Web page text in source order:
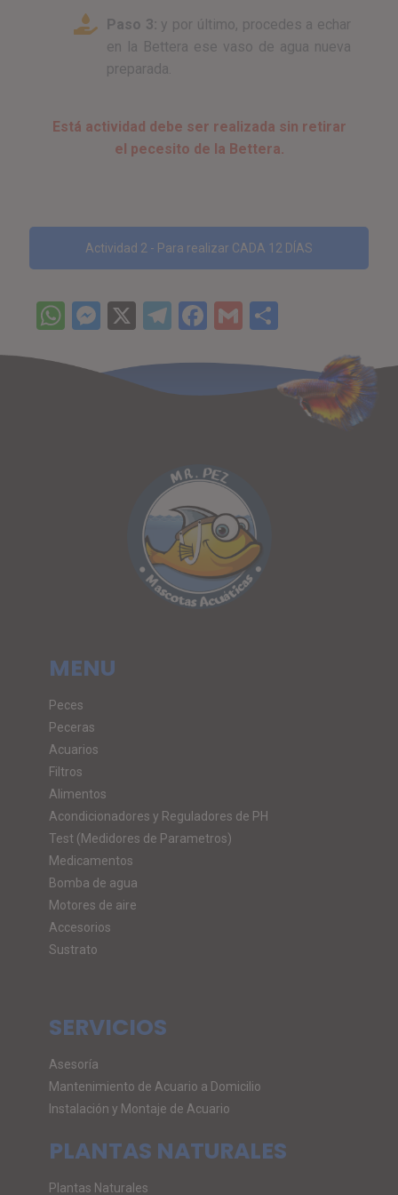
Paso 3: y por último, procedes a echar
en la Bettera ese vaso de agua nueva
preparada.
Está actividad debe ser realizada sin retirar
el pecesito de la Bettera.
Actividad 2 - Para realizar CADA 12 DÍAS
WhatsApp
Messenger
X Telegram
Facebook
Gmail
MENU
Peces
Peceras
Acuarios
Filtros
Alimentos
Acondicionadores y Reguladores de PH
Test (Medidores de Parametros)
Medicamentos
Bomba de agua
Motores de aire
Accesorios
Sustrato
SERVICIOS
Asesoría
Mantenimiento de Acuario a Domicilio
Instalación y Montaje de Acuario
PLANTAS NATURALES
Plantas Naturales